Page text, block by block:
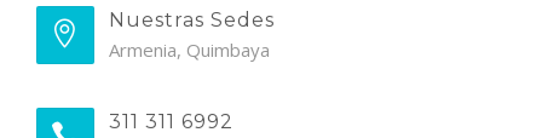
Nuestras Sedes
Armenia, Quimbaya
311 311 6992